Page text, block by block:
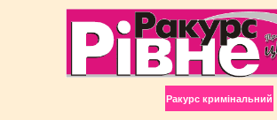
Ракурс кримінальний